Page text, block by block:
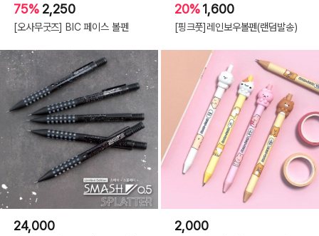
75% 2,250
[오사무굿즈] BIC 페이스 볼펜
20%1,600
[핑크풋]레인보우볼펜(랜덤발송)
24,000 2,000